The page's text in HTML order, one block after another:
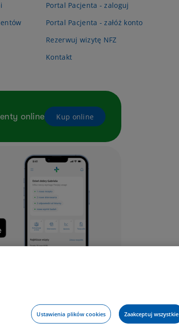
Portal Pacjenta - zaloguj
Portal Pacjenta - załóż konto
Rezerwuj wizytę NFZ
Kontakt
online Kup online
Ustawienia plików cookies Zaakceptuj wszystkie